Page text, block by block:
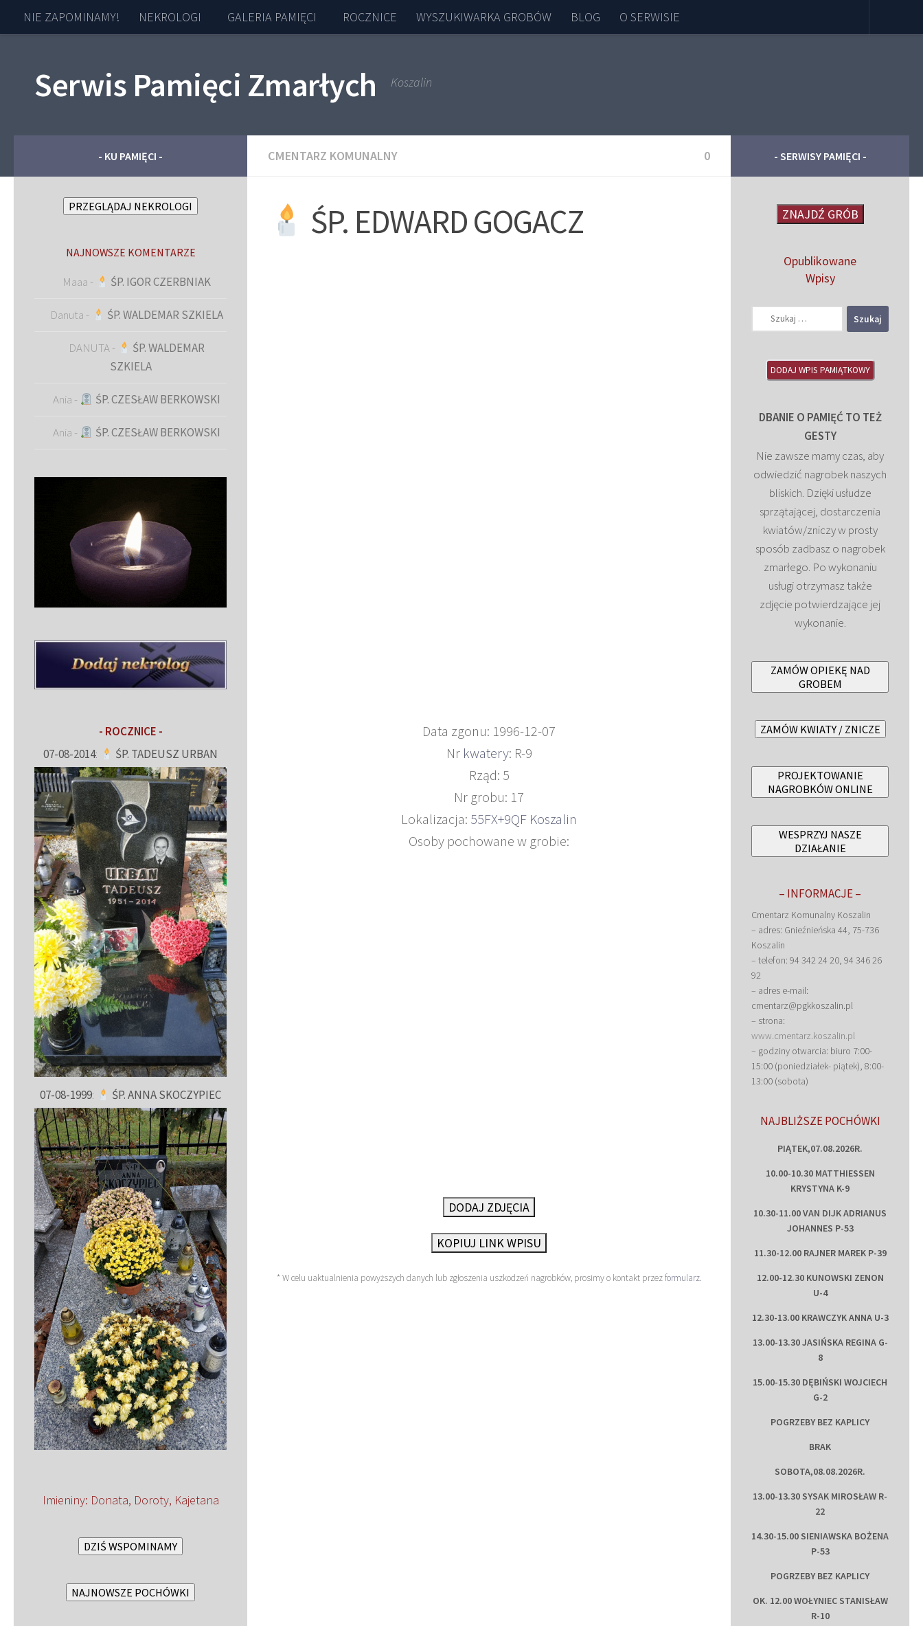
Skip to content
NIE ZAPOMINAMY! NEKROLOGI GALERIA PAMIĘCI ROCZNICE WYSZUKIWARKA GROBÓW BLOG O SERWISIE
Serwis Pamięci Zmarłych Koszalin
CMENTARZ KOMUNALNY 0
ŚP. EDWARD GOGACZ
Data zgonu: 1996-12-07
Nr kwatery: R-9
Rząd: 5
Nr grobu: 17
Lokalizacja: 55FX+9QF Koszalin
Osoby pochowane w grobie:
DODAJ ZDJĘCIA
KOPIUJ LINK WPISU
* W celu uaktualnienia powyższych danych lub zgłoszenia uszkodzeń nagrobków, prosimy o kontakt przezformularz.
- KU PAMIĘCI -
PRZEGLĄDAJ NEKROLOGI
NAJNOWSZE KOMENTARZE
Maaa - ŚP. IGOR CZERBNIAK
Danuta - ŚP. WALDEMAR SZKIELA
DANUTA-
ŚP. WALDEMAR
SZKIELA
Ania - ŚP. CZESŁAW BERKOWSKI
Ania - ŚP. CZESŁAW BERKOWSKI
- ROCZNICE -
07-08-2014: ŚP. TADEUSZ URBAN
07-08-1999: ŚP. ANNA SKOCZYPIEC
Imieniny: Donata, Doroty, Kajetana
DZIŚ WSPOMINAMY
NAJNOWSZE POCHÓWKI
- SERWISY PAMIĘCI -
ZNAJDŹ GRÓB
Opublikowane
Wpisy
DODAJ WPIS PAMIĄTKOWY
DBANIE O PAMIĘĆ TO TEŻ
GESTY
Nie zawsze mamy czas, aby
odwiedzić nagrobek naszych
bliskich. Dzięki usłudze
sprzątającej, dostarczenia
kwiatów/zniczy w prosty
sposób zadbasz o nagrobek
zmarłego. Po wykonaniu
usługi otrzymasz także
zdjęcie potwierdzające jej
wykonanie.
ZAMÓW OPIEKĘ NAD
GROBEM
ZAMÓW KWIATY / ZNICZE
PROJEKTOWANIE
NAGROBKÓW ONLINE
WESPRZYJ NASZE
DZIAŁANIE
– INFORMACJE –
Cmentarz Komunalny Koszalin
– adres: Gnieźnieńska 44, 75-736
Koszalin
– telefon: 94 342 24 20, 94 346 26
92
– adres e-mail:
cmentarz@pgkkoszalin.pl
– strona:
www.cmentarz.koszalin.pl
– godziny otwarcia: biuro 7:00-
15:00 (poniedziałek- piątek), 8:00-
13:00 (sobota)
NAJBLIŻSZE POCHÓWKI
PIĄTEK,07.08.2026R.
10.00-10.30 MATTHIESSEN
KRYSTYNA K-9
10.30-11.00 VAN DIJK ADRIANUS
JOHANNES P-53
11.30-12.00 RAJNER MAREK P-39
12.00-12.30 KUNOWSKI ZENON
U-4
12.30-13.00 KRAWCZYK ANNA U-3
13.00-13.30 JASIŃSKA REGINA G-
8
15.00-15.30 DĘBIŃSKI WOJCIECH
G-2
POGRZEBY BEZ KAPLICY
BRAK
SOBOTA,08.08.2026R.
13.00-13.30 SYSAK MIROSŁAW R-
22
14.30-15.00 SIENIAWSKA BOŻENA
P-53
POGRZEBY BEZ KAPLICY
OK. 12.00 WOŁYNIEC STANISŁAW
R-10